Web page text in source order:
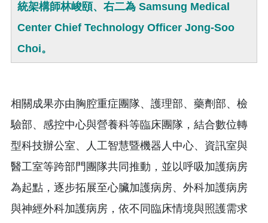
統架構師林峻頤、右二為 Samsung Medical
Center Chief Technology Officer Jong-Soo
Choi。
相關成果亦由胸腔重症團隊、護理部、藥劑部、檢
驗部、感控中心與營養科等臨床團隊，結合數位轉
型科技辦公室、人工智慧暨機器人中心、資訊室與
醫工室等跨部門團隊共同推動，並以呼吸加護病房
為起點，逐步拓展至心臟加護病房、外科加護病房
與神經外科加護病房，依不同臨床情境與照護需求